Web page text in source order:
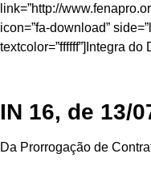
link=”http://
icon=”fa-download”
textcolor=”ffffff”]Integra do
IN 16, de 13/
Da Prorrogação de